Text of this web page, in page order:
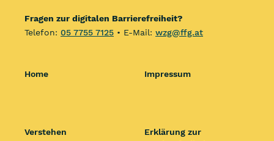
Fragen zur digitalen Barrierefreiheit?
Telefon: 05 7755 7125 • E-Mail: wzg@ffg.at
Home
Verstehen
Impressum
Erklärung zur